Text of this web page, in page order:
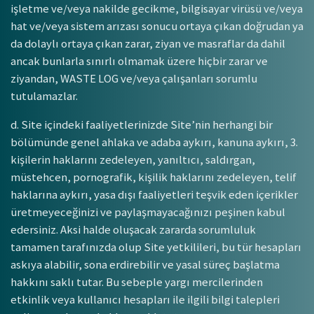
işletme ve/veya nakilde gecikme, bilgisayar virüsü ve/veya
hat ve/veya sistem arızası sonucu ortaya çıkan doğrudan ya
da dolaylı ortaya çıkan zarar, ziyan ve masraflar da dahil
ancak bunlarla sınırlı olmamak üzere hiçbir zarar ve
ziyandan, WASTE LOG ve/veya çalışanları sorumlu
tutulamazlar.
d. Site içindeki faaliyetlerinizde Site’nin herhangi bir
bölümünde genel ahlaka ve adaba aykırı, kanuna aykırı, 3.
kişilerin haklarını zedeleyen, yanıltıcı, saldırgan,
müstehcen, pornografik, kişilik haklarını zedeleyen, telif
haklarına aykırı, yasa dışı faaliyetleri teşvik eden içerikler
üretmeyeceğinizi ve paylaşmayacağınızı peşinen kabul
edersiniz. Aksi halde oluşacak zararda sorumluluk
tamamen tarafınızda olup Site yetkilileri, bu tür hesapları
askıya alabilir, sona erdirebilir ve yasal süreç başlatma
hakkını saklı tutar. Bu sebeple yargı mercilerinden
etkinlik veya kullanıcı hesapları ile ilgili bilgi talepleri